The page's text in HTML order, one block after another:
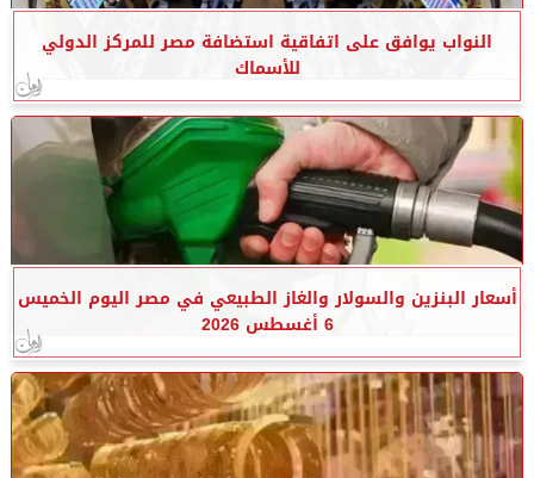
النواب يوافق على اتفاقية استضافة مصر للمركز الدولي
للأسماك
أسعار البنزين والسولار والغاز الطبيعي في مصر اليوم الخميس
6 أغسطس 2026